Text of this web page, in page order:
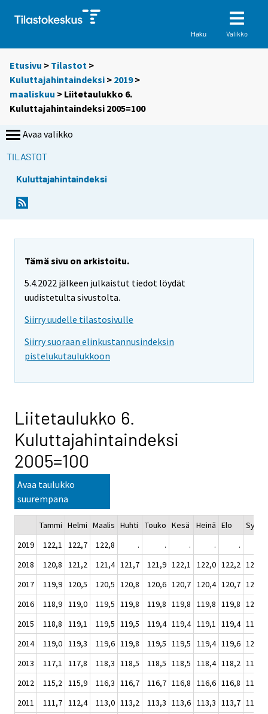
Haku Valikko
Etusivu > Tilastot >
Kuluttajahintaindeksi > 2019>
maaliskuu > Liitetaulukko 6.
Kuluttajahintaindeksi 2005=100
Avaa valikko
TILASTOT
Kuluttajahintaindeksi
Tämä sivu on arkistoitu.
5.4.2022 jälkeen julkaistut tiedot löydät
uudistetulta sivustolta.
Siirry uudelle tilastosivulle
Siirry suoraan elinkustannusindeksin
pistelukutaulukkoon
Liitetaulukko 6.
Kuluttajahintaindeksi
2005=100
Avaa taulukko
suurempana
Tammi Helmi Maalis Huhti Touko Kesä Heinä Elo
Syys
2019
122,1 122,7 122,8 . . . . .
2018
120,8 121,2 121,4 121,7 121,9 122,1 122,0 122,2 122,5
2017
119,9 120,5 120,5 120,8 120,6 120,7 120,4 120,7 120,9
2016
118,9 119,0 119,5 119,8 119,8 119,8 119,8 119,8 120,0
2015
118,8 119,1 119,5 119,5 119,4 119,4 119,1 119,4 119,5
2014
119,0 119,3 119,6 119,8 119,5 119,5 119,4 119,6 120,2
2013
117,1 117,8 118,3 118,5 118,5 118,5 118,4 118,2 118,7
2012
115,2 115,9 116,3 116,7 116,7 116,8 116,6 116,8 117,3
2011
111,7 112,4 113,0 113,2 113,3 113,6 113,3 113,7 114,2